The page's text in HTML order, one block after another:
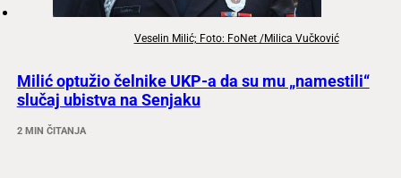
Veselin Milić; Foto: FoNet /Milica Vučković
Milić optužio čelnike UKP-a da su mu „namestili“
slučaj ubistva na Senjaku
2 MIN ČITANJA